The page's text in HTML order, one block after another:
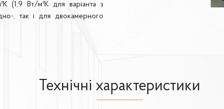
(1,9 Вт/м²K для варіанта з
, так і для двокамерного
Технічні характеристики